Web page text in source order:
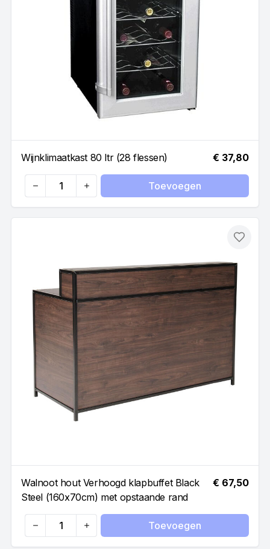
Wijnklimaatkast 80 ltr (28 flessen) € 37,80
Quantity
Toevoegen
Walnoot hout Verhoogd klapbuffet Black
Steel (160x70cm) met opstaande rand
€ 67,50
Quantity
Toevoegen